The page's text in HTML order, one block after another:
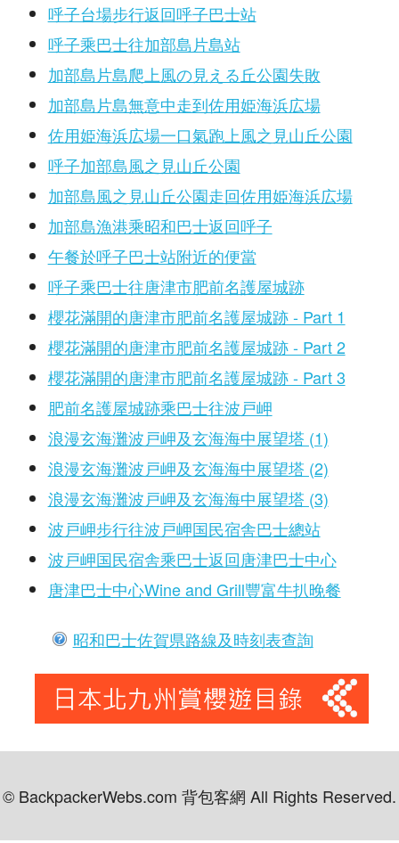
呼子台場步行返回呼子巴士站
呼子乘巴士往加部島片島站
加部島片島爬上風の見える丘公園失敗
加部島片島無意中走到佐用姫海浜広場
佐用姫海浜広場一口氣跑上風之見山丘公園
呼子加部島風之見山丘公園
加部島風之見山丘公園走回佐用姫海浜広場
加部島漁港乘昭和巴士返回呼子
午餐於呼子巴士站附近的便當
呼子乘巴士往唐津市肥前名護屋城跡
櫻花滿開的唐津市肥前名護屋城跡 - Part 1
櫻花滿開的唐津市肥前名護屋城跡 - Part 2
櫻花滿開的唐津市肥前名護屋城跡 - Part 3
肥前名護屋城跡乘巴士往波戸岬
浪漫玄海灘波戸岬及玄海海中展望塔 (1)
浪漫玄海灘波戸岬及玄海海中展望塔 (2)
浪漫玄海灘波戸岬及玄海海中展望塔 (3)
波戸岬步行往波戸岬国民宿舎巴士總站
波戸岬国民宿舎乘巴士返回唐津巴士中心
唐津巴士中心Wine and Grill豐富牛扒晚餐
昭和巴士佐賀県路線及時刻表查詢
© BackpackerWebs.com 背包客網 All Rights Reserved.